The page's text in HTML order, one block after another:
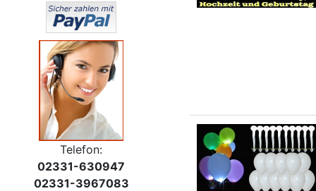
Telefon:
02331-630947
02331-3967083